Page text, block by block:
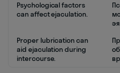
Psychological factors
can affect ejaculation.
Proper lubrication can
aid ejaculation during
intercourse.